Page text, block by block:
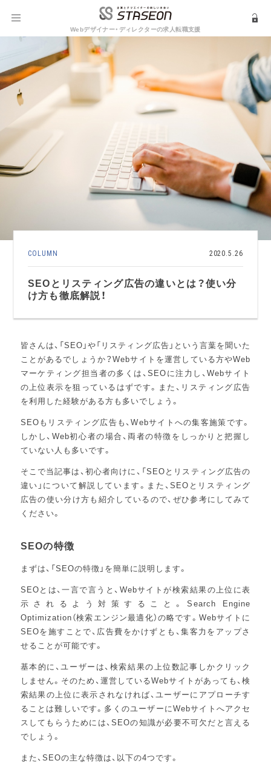
Webデザイナー・ディレクターの求人転職支援
COLUMN 2020.5.26
SEOとリスティング広告の違いとは？使い分
け方も徹底解説！
皆さんは、「SEO」や「リスティング広告」という言葉を聞いた
ことがあるでしょうか？Webサイトを運営している方やWeb
マーケティング担当者の多くは、SEOに注力し、Webサイト
の上位表示を狙っているはずです。また、リスティング広告
を利用した経験がある方も多いでしょう。
SEOもリスティング広告も、Webサイトへの集客施策です。
しかし、Web初心者の場合、両者の特徴をしっかりと把握し
ていない人も多いです。
そこで当記事は、初心者向けに、「SEOとリスティング広告の
違い」について解説しています。また、SEOとリスティング
広告の使い分け方も紹介しているので、ぜひ参考にしてみて
ください。
SEOの特徴
まずは、「SEOの特徴」を簡単に説明します。
SEOとは、一言で言うと、Webサイトが検索結果の上位に表
示されるよう対策すること。Search Engine
Optimization（検索エンジン最適化）の略です。Webサイトに
SEOを施すことで、広告費をかけずとも、集客力をアップさ
せることが可能です。
基本的に、ユーザーは、検索結果の上位数記事しかクリック
しません。そのため、運営しているWebサイトがあっても、検
索結果の上位に表示されなければ、ユーザーにアプローチす
ることは難しいです。多くのユーザーにWebサイトへアクセ
スしてもらうためには、SEOの知識が必要不可欠だと言える
でしょう。
また、SEOの主な特徴は、以下の4つです。